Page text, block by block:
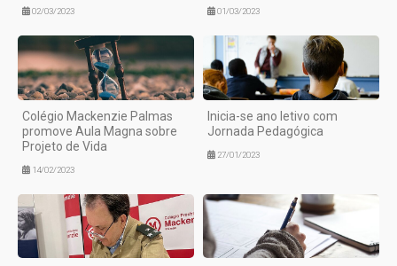
02/03/2023 01/03/2023
Colégio Mackenzie Palmas
promove Aula Magna sobre
Projeto de Vida
14/02/2023
Inicia-se ano letivo com
Jornada Pedagógica
27/01/2023